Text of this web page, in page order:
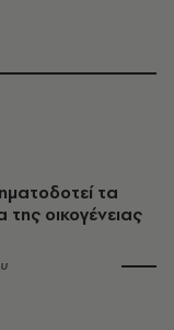
τα
της οικογένειας